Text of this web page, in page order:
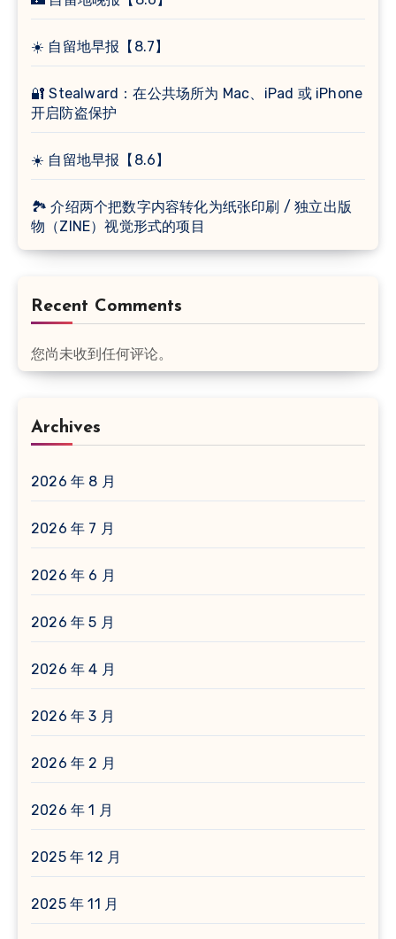
☀️ 自留地早报【8.7】
🔐 Stealward：在公共场所为 Mac、iPad 或 iPhone
开启防盗保护
☀️ 自留地早报【8.6】
🏞 介绍两个把数字内容转化为纸张印刷 / 独立出版
物（ZINE）视觉形式的项目
Recent Comments
您尚未收到任何评论。
Archives
2026 年 8 月
2026 年 7 月
2026 年 6 月
2026 年 5 月
2026 年 4 月
2026 年 3 月
2026 年 2 月
2026 年 1 月
2025 年 12 月
2025 年 11 月